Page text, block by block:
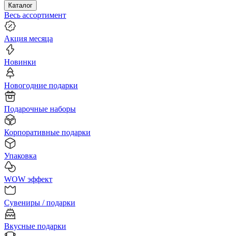
Каталог
Весь ассортимент
Акция месяца
Новинки
Новогодние подарки
Подарочные наборы
Корпоративные подарки
Упаковка
WOW эффект
Сувениры / подарки
Вкусные подарки